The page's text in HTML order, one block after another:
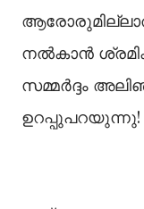
നൽകാൻ
സമ്മർദ്ദം
ഉറപ്പുപറയുന്നു!